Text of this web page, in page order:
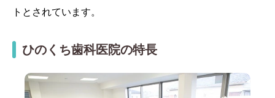
トとされています。
ひのくち歯科医院の特長